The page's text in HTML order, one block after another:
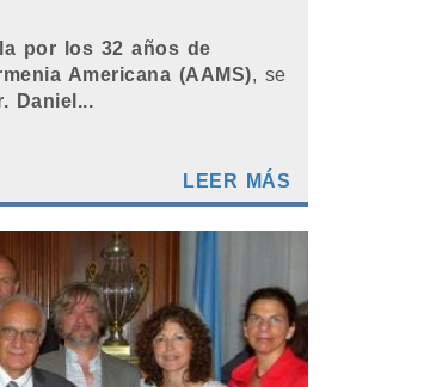
por los 32 años de
Americana (AAMS), se
Daniel...
LEER MÁS